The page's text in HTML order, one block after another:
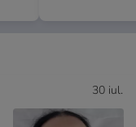
30 iul.